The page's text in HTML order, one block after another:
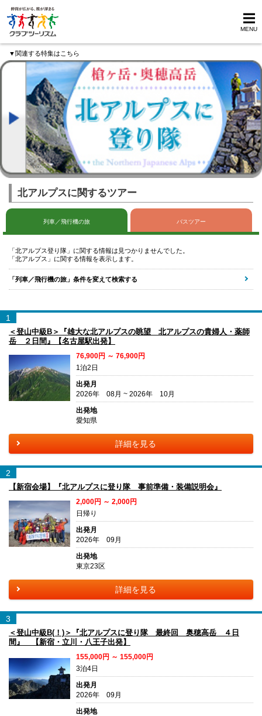
MENU
▼関連する特集はこちら
北アルプスに関するツアー
列車／飛行機の旅 バスツアー
「北アルプス登り隊」に関する情報は見つかりませんでした。
「北アルプス」に関する情報を表示します。
「列車／飛行機の旅」条件を変えて検索する
1
＜登山中級B＞『雄大な北アルプスの眺望 北アルプスの貴婦人・薬師
岳 ２日間』【名古屋駅出発】
76,900円 ～ 76,900円
1泊2日
出発月
2026年 08月 ~ 2026年 10月
出発地
愛知県
詳細を見る
2
【新宿会場】『北アルプスに登り隊 事前準備・装備説明会』
2,000円 ～ 2,000円
日帰り
出発月
2026年 09月
出発地
東京23区
詳細を見る
3
＜登山中級B(！)＞『北アルプスに登り隊 最終回 奥穂高岳 ４日
間』 【新宿・立川・八王子出発】
155,000円 ～ 155,000円
3泊4日
出発月
2026年 09月
出発地